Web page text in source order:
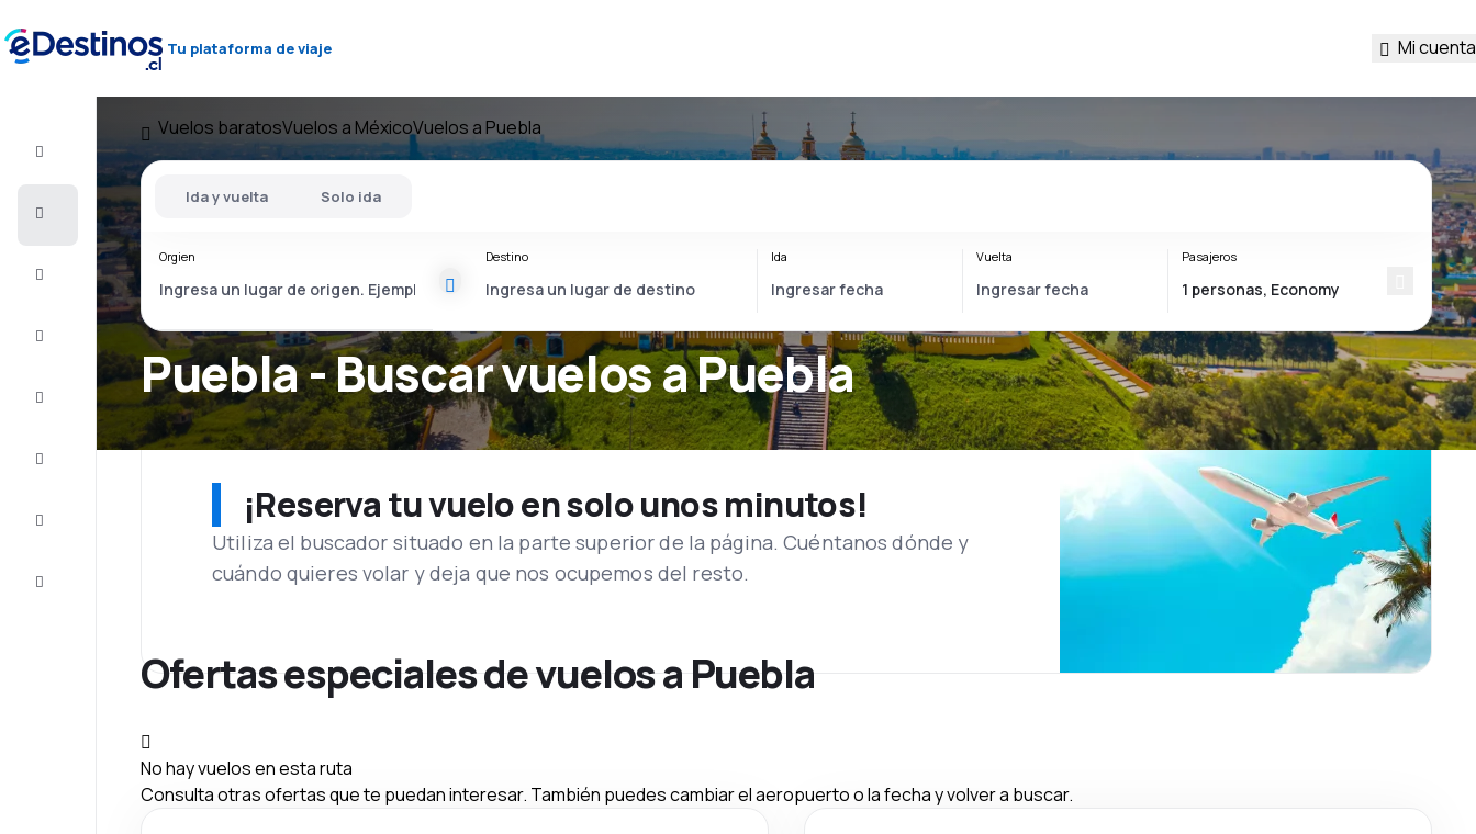
Tu plataforma de viaje Mi cuenta
Vuelo+Hotel
baratos
Ofertas
Completa
Vuelos baratosVuelos a MéxicoVuelos a Puebla
Puebla - Buscar vuelos a Puebla
Ida y vuelta Solo ida
Orgien Destino Ida Vuelta Pasajeros
¡Reserva tu vuelo en solo unos minutos!
Utiliza el buscador situado en la parte superior de la página. Cuéntanos dónde y
cuándo quieres volar y deja que nos ocupemos del resto.
Ofertas especiales de vuelos a Puebla
No hay vuelos en esta ruta
Consulta otras ofertas que te puedan interesar. También puedes cambiar el aeropuerto o la fecha y volver a buscar.